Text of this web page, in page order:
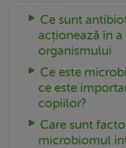
Ce sunt
acționează în
organismului
Ce este
ce este
copiilor?
Care sunt
microbiomul